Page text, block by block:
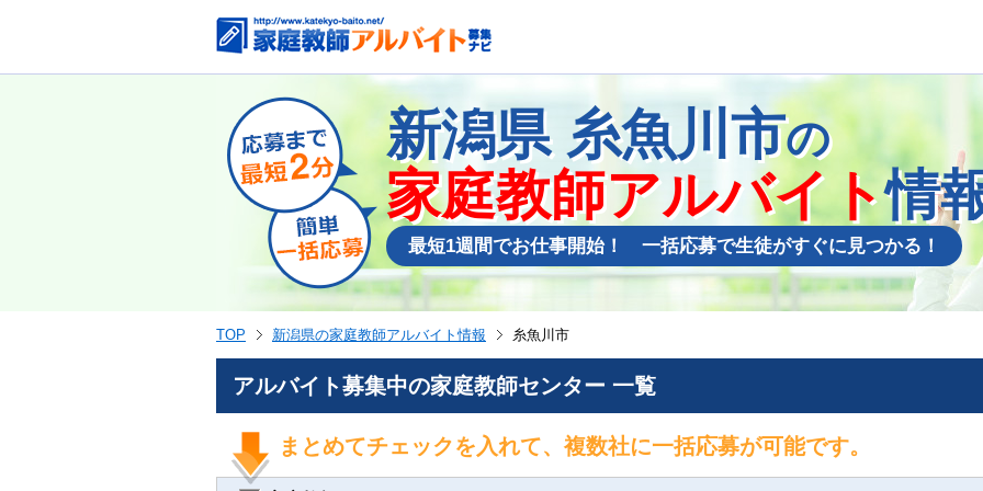
新潟県 糸魚川市の
家庭教師アルバイト情
最短1週間でお仕事開始！ 一括応募で生徒がすぐに見つかる！
TOP 新潟県の家庭教師アルバイト情報 糸魚川市
アルバイト募集中の家庭教師センター 一覧
まとめてチェックを入れて、複数社に一括応募が可能です。